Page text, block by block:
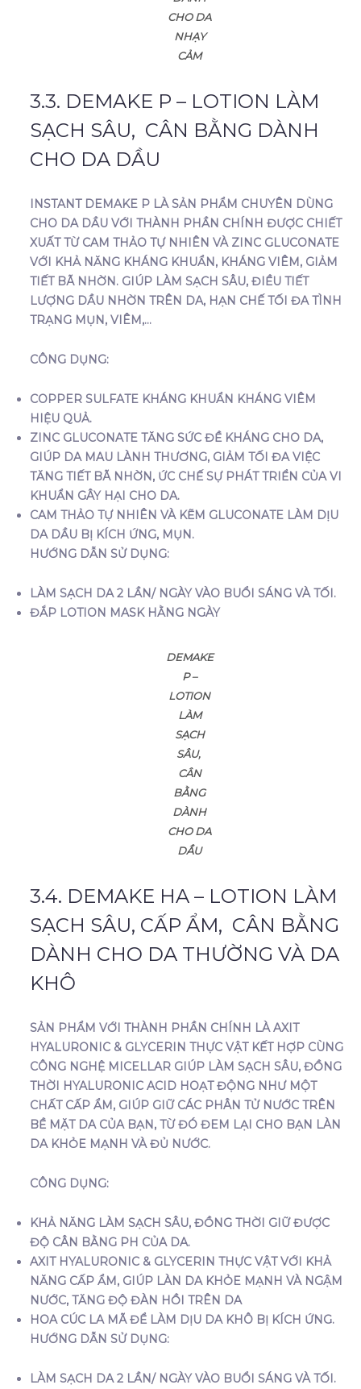
CHO DA
NHẠY
CẢM
3.3. DEMAKE P – LOTION LÀM
SẠCH SÂU, CÂN BẰNG DÀNH
CHO DA DẦU
INSTANT DEMAKE P LÀ SẢN PHẨM CHUYÊN DÙNG
CHO DA DẦU VỚI THÀNH PHẦN CHÍNH ĐƯỢC CHIẾT
XUẤT TỪ CAM THẢO TỰ NHIÊN VÀ ZINC GLUCONATE
VỚI KHẢ NĂNG KHÁNG KHUẨN, KHÁNG VIÊM, GIẢM
TIẾT BÃ NHỜN. GIÚP LÀM SẠCH SÂU, ĐIỀU TIẾT
LƯỢNG DẦU NHỜN TRÊN DA, HẠN CHẾ TỐI ĐA TÌNH
TRẠNG MỤN, VIÊM,…
CÔNG DỤNG:
COPPER SULFATE KHÁNG KHUẨN KHÁNG VIÊM
HIỆU QUẢ.
ZINC GLUCONATE TĂNG SỨC ĐỀ KHÁNG CHO DA,
GIÚP DA MAU LÀNH THƯƠNG, GIẢM TỐI ĐA VIỆC
TĂNG TIẾT BÃ NHỜN, ỨC CHẾ SỰ PHÁT TRIỂN CỦA VI
KHUẨN GÂY HẠI CHO DA.
CAM THẢO TỰ NHIÊN VÀ KẼM GLUCONATE LÀM DỊU
DA DẦU BỊ KÍCH ỨNG, MỤN.
HƯỚNG DẪN SỬ DỤNG:
LÀM SẠCH DA 2 LẦN/ NGÀY VÀO BUỔI SÁNG VÀ TỐI.
ĐẮP LOTION MASK HẰNG NGÀY
DEMAKE
P –
LOTION
LÀM
SẠCH
SÂU,
CÂN
BẰNG
DÀNH
CHO DA
DẦU
3.4. DEMAKE HA – LOTION LÀM
SẠCH SÂU, CẤP ẨM, CÂN BẰNG
DÀNH CHO DA THƯỜNG VÀ DA
KHÔ
SẢN PHẨM VỚI THÀNH PHẦN CHÍNH LÀ AXIT
HYALURONIC & GLYCERIN THỰC VẬT KẾT HỢP CÙNG
CÔNG NGHỆ MICELLAR GIÚP LÀM SẠCH SÂU, ĐỒNG
THỜI HYALURONIC ACID HOẠT ĐỘNG NHƯ MỘT
CHẤT CẤP ẨM, GIÚP GIỮ CÁC PHÂN TỬ NƯỚC TRÊN
BỀ MẶT DA CỦA BẠN, TỪ ĐÓ ĐEM LẠI CHO BẠN LÀN
DA KHỎE MẠNH VÀ ĐỦ NƯỚC.
CÔNG DỤNG:
KHẢ NĂNG LÀM SẠCH SÂU, ĐỒNG THỜI GIỮ ĐƯỢC
ĐỘ CÂN BẰNG PH CỦA DA.
AXIT HYALURONIC & GLYCERIN THỰC VẬT VỚI KHẢ
NĂNG CẤP ẨM, GIÚP LÀN DA KHỎE MẠNH VÀ NGẬM
NƯỚC, TĂNG ĐỘ ĐÀN HỒI TRÊN DA
HOA CÚC LA MÃ ĐỂ LÀM DỊU DA KHÔ BỊ KÍCH ỨNG.
HƯỚNG DẪN SỬ DỤNG:
LÀM SẠCH DA 2 LẦN/ NGÀY VÀO BUỔI SÁNG VÀ TỐI.